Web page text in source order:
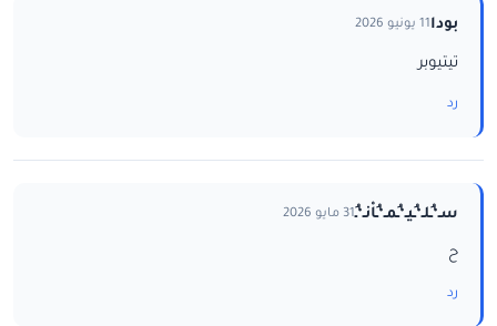
بودا11 يونيو 2026
تيتيوبر
رد
سـ‘ـُلـ‘ـُيـ‘ـُمـ‘ـُاْنـ‘ـُ31 مايو 2026
ح
رد